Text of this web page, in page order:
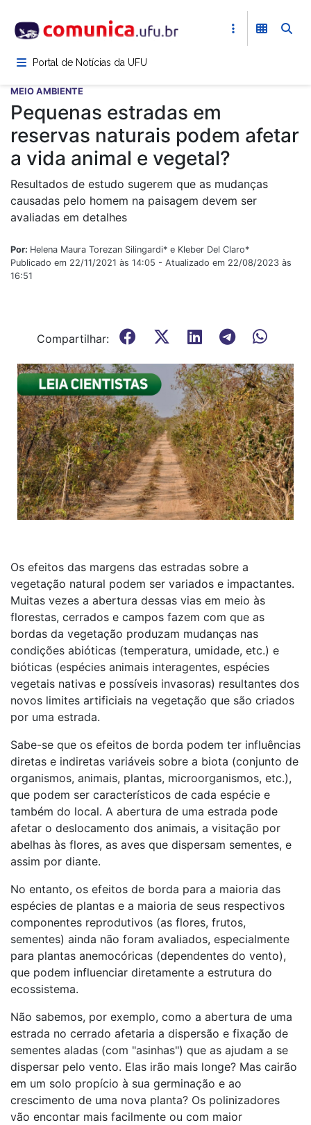
para
conteúdoPortal de Notícias da UFU
MEIO AMBIENTE
Pequenas estradas em
reservas naturais podem afetar
a vida animal e vegetal?
Resultados de estudo sugerem que as mudanças
causadas pelo homem na paisagem devem ser
avaliadas em detalhes
Por: Helena Maura Torezan Silingardi* e Kleber Del Claro*
Publicado em 22/11/2021 às 14:05 - Atualizado em 22/08/2023 às
16:51
Compartilhar:
Os efeitos das margens das estradas sobre a
vegetação natural podem ser variados e impactantes.
Muitas vezes a abertura dessas vias em meio às
florestas, cerrados e campos fazem com que as
bordas da vegetação produzam mudanças nas
condições abióticas (temperatura, umidade, etc.) e
bióticas (espécies animais interagentes, espécies
vegetais nativas e possíveis invasoras) resultantes dos
novos limites artificiais na vegetação que são criados
por uma estrada.
Sabe-se que os efeitos de borda podem ter influências
diretas e indiretas variáveis ​​sobre a biota (conjunto de
organismos, animais, plantas, microorganismos, etc.),
que podem ser característicos de cada espécie e
também do local. A abertura de uma estrada pode
afetar o deslocamento dos animais, a visitação por
abelhas às flores, as aves que dispersam sementes, e
assim por diante.
No entanto, os efeitos de borda para a maioria das
espécies de plantas e a maioria de seus respectivos
componentes reprodutivos (as flores, frutos,
sementes) ainda não foram avaliados, especialmente
para plantas anemocóricas (dependentes do vento),
que podem influenciar diretamente a estrutura do
ecossistema.
Não sabemos, por exemplo, como a abertura de uma
estrada no cerrado afetaria a dispersão e fixação de
sementes aladas (com "asinhas") que as ajudam a se
dispersar pelo vento. Elas irão mais longe? Mas cairão
em um solo propício à sua germinação e ao
crescimento de uma nova planta? Os polinizadores
vão encontar mais facilmente ou com maior